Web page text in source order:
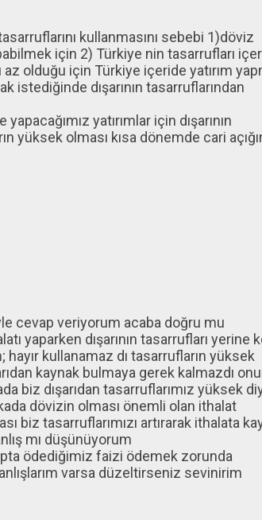
kullanmasını sebebi 1)döviz
için 2) Türkiye nin tasarrufları
olduğu için Türkiye içeride yatırım
istediğinde dışarının tasarruflarından
yatırımlar için dışarının
yüksek olması kısa dönemde cari
cevap veriyorum acaba doğru mu
yaparken dışarının tasarrufları yerine
kullanamaz dı tasarrufların yüksek
kaynak bulmaya gerek kalmazdı
biz dışarıdan tasarruflarımız yüksek
dövizin olması önemli olan ithalat
biz tasarruflarımızı artırarak ithalata
mı düşünüyorum
ödediğimiz faizi ödemek zorunda
varsa düzeltirseniz sevinirim